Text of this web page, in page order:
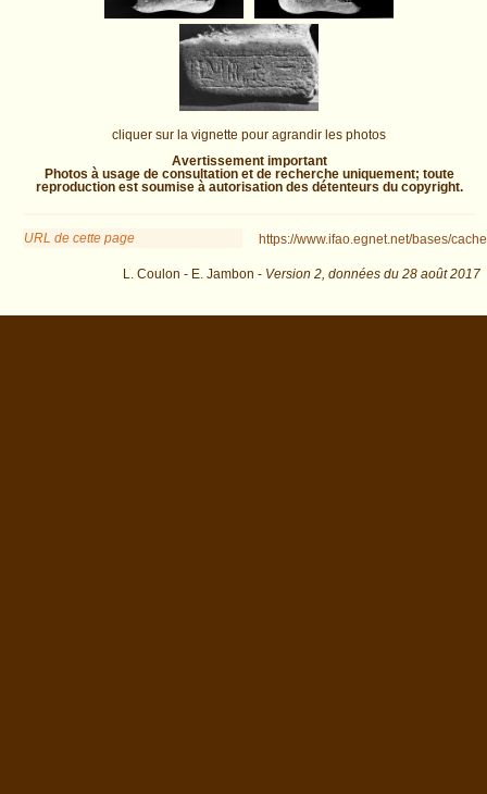
cliquer sur la vignette pour agrandir les photos
Avertissement important
Photos à usage de consultation et de recherche uniquement; toute
reproduction est soumise à autorisation des détenteurs du copyright.
URL de cette page https://www.ifao.egnet.net/bases/
L. Coulon - E. Jambon - Version 2, données du 28 août 2017